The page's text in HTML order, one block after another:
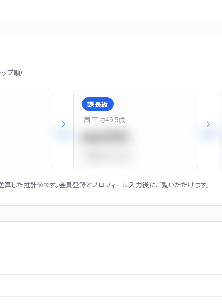
プ順）
課長級
国 平均49.5歳
した推計値です。会員登録とプロフィール入力後にご覧いただけます。